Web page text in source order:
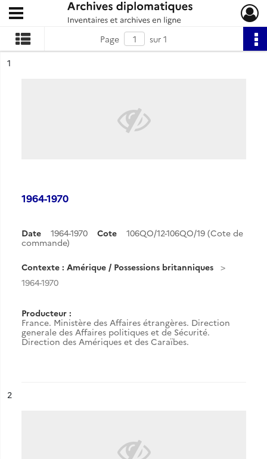
Archives diplomatiques
Ouvrir le menu déroulant
Page
sur 1
n°
1
1964-1970
Date 1964-1970 Cote
106QO/12-106QO/19 (Cote de
commande)
Contexte : Amérique / Possessions britanniques
1964-1970
Producteur :
France. Ministère des Affaires étrangères. Direction
generale des Affaires politiques et de Sécurité.
Direction des Amériques et des Caraïbes.
n°
2